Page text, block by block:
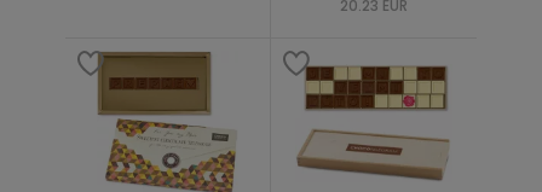
20.23 EUR